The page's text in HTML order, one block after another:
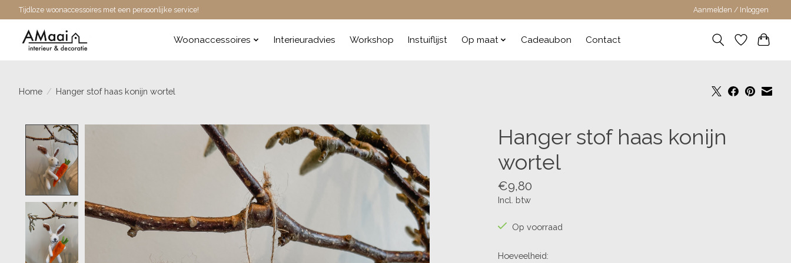
Tijdloze woonaccessoires met een persoonlijke service! Aanmelden / Inloggen
Woonaccessoires Interieuradvies Workshop Instuiflijst Op maat Cadeaubon Contact
Home / Hanger stof haas konijn wortel
Product image slideshow Items
Hanger stof haas konijn
wortel
€9,80
Incl. btw
Op voorraad
Hoeveelheid: